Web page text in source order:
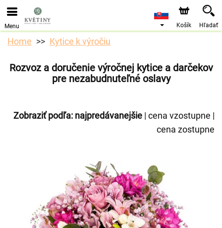
Objednávky prijímame prostredníctvom nášho e-shopu.
Najskorší možný termín doručenia je od 10.8.2026 z
Menu Košík Hľadať
Home Kytice k výročiu
Rozvoz a doručenie výročnej kytice a darčekov
pre nezabudnuteľné oslavy
Zobraziť podľa: najpredávanejšie | cena vzostupne |
cena zostupne